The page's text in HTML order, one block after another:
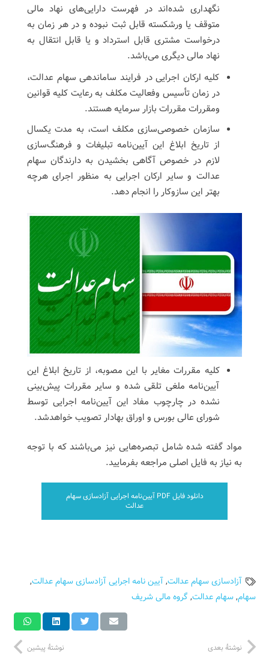
نگهداری شده‌اند در فهرست دارایی‌های نهاد مالی
متوقف یا ورشکسته قابل ثبت نبوده و در هر زمان به
درخواست مشتری قابل استرداد و یا قابل انتقال به
نهاد مالی دیگری می‌باشد.
کلیه ارکان اجرایی در فرایند ساماندهی سهام عدالت،
در زمان تأسیس وفعالیت مکلف به رعایت کلیه قوانین
ومقررات مقررات بازار سرمایه هستند.
سازمان خصوصی‌سازی مکلف است، به مدت یکسال
از تاریخ ابلاغ این آیین‌نامه تبلیغات و فرهنگ‌سازی
لازم در خصوص آگاهی بخشیدن به دارندگان سهام
عدالت و سایر ارکان اجرایی به منظور اجرای هرچه
بهتر این سازوکار را انجام دهد.
کلیه مقررات مغایر با این مصوبه، از تاریخ ابلاغ این
آیین‌نامه ملغی تلقی شده و سایر مقررات پیش‌بینی
نشده در چارچوب مفاد این آیین‌نامه اجرایی توسط
شورای عالی بورس و اوراق بهادار تصویب خواهدشد.
مواد گفته شده شامل تبصره‌هایی نیز می‌باشند که با توجه
به نیاز به فایل اصلی مراجعه بفرمایید.
دانلود فایل PDF آیین‌نامه اجرایی آزادسازی سهام
عدالت
آزادسازی سهام عدالت,آيين نامه اجرایی آزادسازی سهام عدالت,
سهام,سهام عدالت, گروه مالی شریف
نوشتهٔ پیشین نوشتهٔ بعدی